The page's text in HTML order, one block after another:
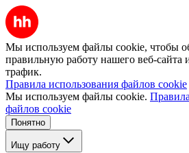
Мы используем файлы cookie, чтобы
правильную работу нашего веб-сайта
трафик.
Правила использования файлов cookie
Мы используем файлы cookie.
файлов cookie
Понятно
Ищу работу